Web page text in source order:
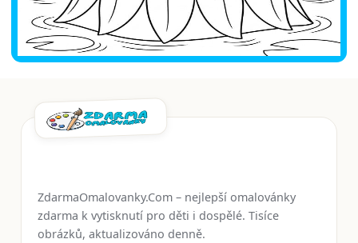
ZdarmaOmalovanky.Com – nejlepší omalovánky
zdarma k vytisknutí pro děti i dospělé. Tisíce
obrázků, aktualizováno denně.